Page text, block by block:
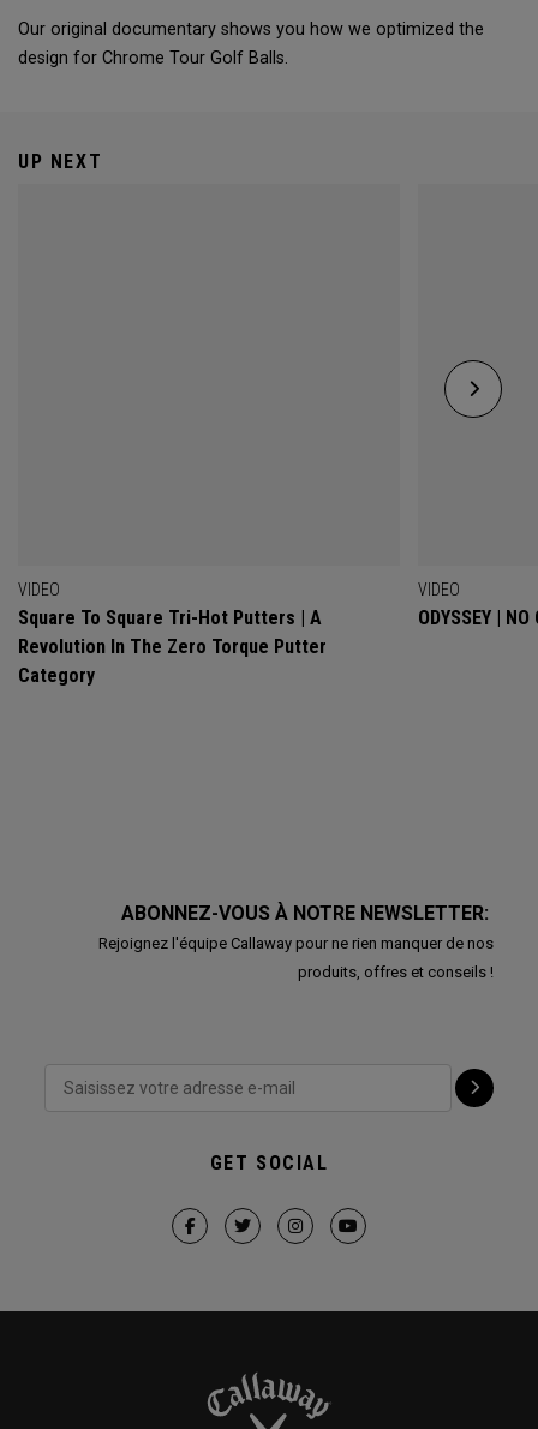
Our original documentary shows you how we optimized the
design for Chrome Tour Golf Balls.
UP NEXT
VIDEO
Square To Square Tri-Hot Putters | A
Revolution In The Zero Torque Putter
Category
VIDEO
ODYSSEY |
ABONNEZ-VOUS À NOTRE NEWSLETTER:
Rejoignez l'équipe Callaway pour ne rien manquer de nos
produits, offres et conseils !
GET SOCIAL